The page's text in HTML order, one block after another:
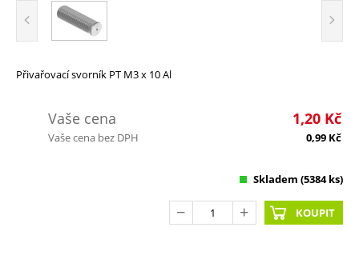
Přivařovací svorník PT M3 x 10 Al
Vaše cena 1,20 Kč
Vaše cena bez DPH 0,99 Kč
Skladem (5384 ks)
KOUPIT